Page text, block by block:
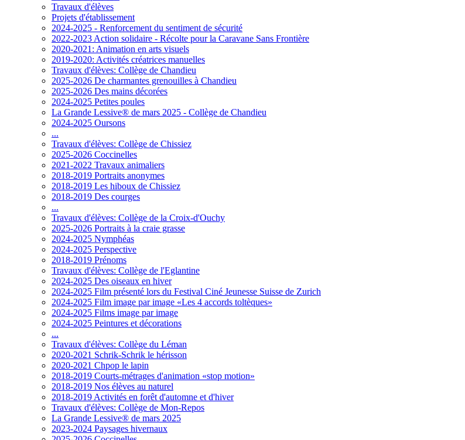
Travaux d'élèves
Projets d'établissement
2024-2025 - Renforcement du sentiment de sécurité
2022-2023 Action solidaire - Récolte pour la Caravane Sans Frontière
2020-2021: Animation en arts visuels
2019-2020: Activités créatrices manuelles
Travaux d'élèves: Collège de Chandieu
2025-2026 De charmantes grenouilles à Chandieu
2025-2026 Des mains décorées
2024-2025 Petites poules
La Grande Lessive® de mars 2025 - Collège de Chandieu
2024-2025 Oursons
...
Travaux d'élèves: Collège de Chissiez
2025-2026 Coccinelles
2021-2022 Travaux animaliers
2018-2019 Portraits anonymes
2018-2019 Les hiboux de Chissiez
2018-2019 Des courges
...
Travaux d'élèves: Collège de la Croix-d'Ouchy
2025-2026 Portraits à la craie grasse
2024-2025 Nymphéas
2024-2025 Perspective
2018-2019 Prénoms
Travaux d'élèves: Collège de l'Eglantine
2024-2025 Des oiseaux en hiver
2024-2025 Film présenté lors du Festival Ciné Jeunesse Suisse de Zurich
2024-2025 Film image par image «Les 4 accords toltèques»
2024-2025 Films image par image
2024-2025 Peintures et décorations
...
Travaux d'élèves: Collège du Léman
2020-2021 Schrik-Schrik le hérisson
2020-2021 Chpop le lapin
2018-2019 Courts-métrages d'animation «stop motion»
2018-2019 Nos élèves au naturel
2018-2019 Activités en forêt d'automne et d'hiver
Travaux d'élèves: Collège de Mon-Repos
La Grande Lessive® de mars 2025
2023-2024 Paysages hivernaux